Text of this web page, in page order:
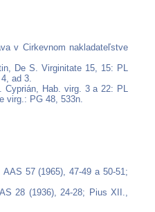
v Cirkevnom nakladateľstve
De S. Virginitate 15, 15: PL
ad 3.
Cyprián, Hab. virg. 3 a 22: PL
virg.: PG 48, 533n.
57 (1965), 47-49 a 50-51;
28 (1936), 24-28; Pius XII.,